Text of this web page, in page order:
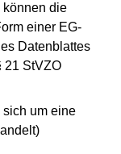
können die
einer EG-
Datenblattes
21 StVZO
um eine